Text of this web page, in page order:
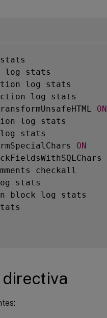
ON
ON